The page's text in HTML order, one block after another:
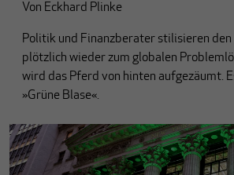
Von Eckhard Plinke
Politik und Finanzberater stilisieren
plötzlich wieder zum globalen
wird das Pferd von hinten aufgezäumt.
»Grüne Blase«.